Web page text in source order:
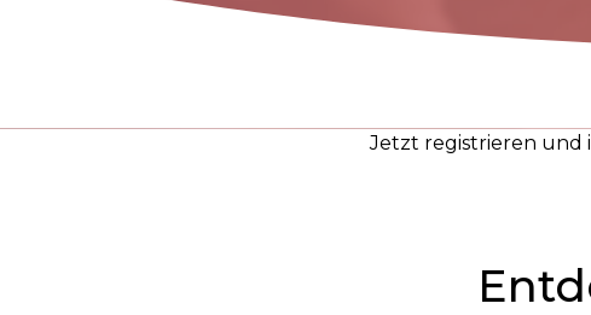
Jetzt registrieren und